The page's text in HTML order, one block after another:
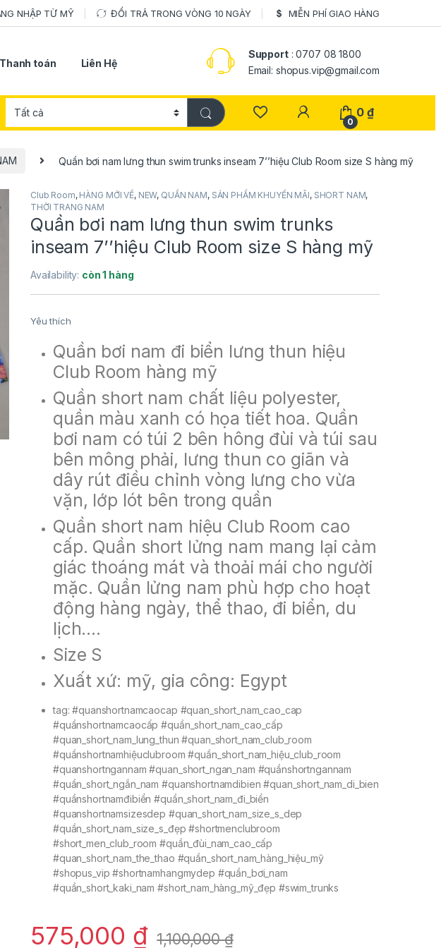
NHẬP TỪ MỸ ĐỔI TRẢ TRONG VÒNG 10 NGÀY MIỄN PHÍ GIAO HÀNG
Thanh toán Liên Hệ
Support: 0707 08 1800
Email: shopus.vip@gmail.com
0
0₫
Quần bơi nam lưng thun swim trunks inseam 7’’hiệu Club Room size S hàng mỹ
Club Room, HÀNG MỚI VỀ, NEW, QUẦN NAM, SẢN PHẨM KHUYẾN MÃI, SHORT NAM,
THỜI TRANG NAM
Quần bơi nam lưng thun swim trunks
inseam 7’’hiệu Club Room size S hàng mỹ
Availability: còn 1 hàng
Yêu thích
Quần bơi nam đi biển lưng thun hiệu
Club Room hàng mỹ
Quần short nam chất liệu polyester,
quần màu xanh có họa tiết hoa. Quần
bơi nam có túi 2 bên hông đùi và túi sau
bên mông phải, lưng thun co giãn và
dây rút điều chỉnh vòng lưng cho vừa
vặn, lớp lót bên trong quần
Quần short nam hiệu Club Room cao
cấp. Quần short lửng nam mang lại cảm
giác thoáng mát và thoải mái cho người
mặc. Quần lửng nam phù hợp cho hoạt
động hàng ngày, thể thao, đi biển, du
lịch….
Size S
Xuất xứ: mỹ, gia công: Egypt
tag: #quanshortnamcaocap #quan_short_nam_cao_cap
#quầnshortnamcaocấp #quần_short_nam_cao_cấp
#quan_short_nam_lung_thun #quan_short_nam_club_room
#quầnshortnamhiệuclubroom #quần_short_nam_hiệu_club_room
#quanshortngannam #quan_short_ngan_nam #quầnshortngannam
#quần_short_ngắn_nam #quanshortnamdibien #quan_short_nam_di_bien
#quầnshortnamđibiển #quần_short_nam_đi_biển
#quanshortnamsizesdep #quan_short_nam_size_s_dep
#quần_short_nam_size_s_đẹp #shortmenclubroom
#short_men_club_room #quần_đùi_nam_cao_cấp
#quan_short_nam_the_thao #quần_short_nam_hàng_hiệu_mỹ
#shopus_vip #shortnamhangmydep #quần_bơi_nam
#quần_short_kaki_nam #short_nam_hàng_mỹ_đẹp #swim_trunks
575,000 ₫ 1,100,000₫